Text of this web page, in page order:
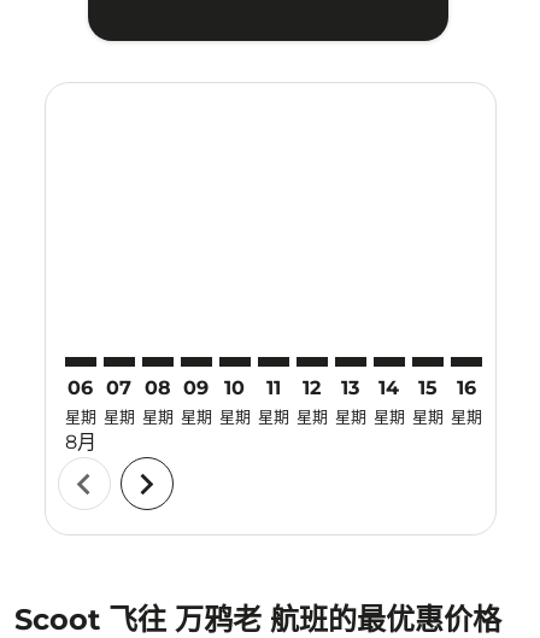
06
星期
8月
07
星期
08
星期
09
星期
10
星期
11
星期
12
星期
13
星期
14
星期
15
星期
16
星期
chevron_left chevron_right
Scoot 飞往 万鸦老 航班的最优惠价格